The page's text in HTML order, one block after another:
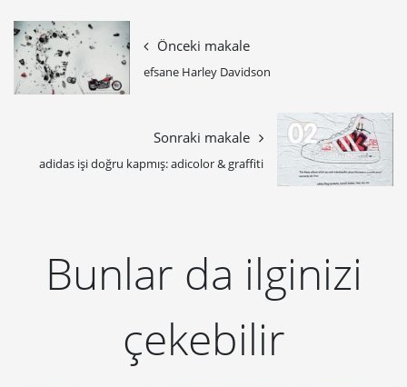
Önceki makale
efsane Harley Davidson
Sonraki makale
adidas işi doğru kapmış: adicolor & graffiti
Bunlar da ilginizi
çekebilir